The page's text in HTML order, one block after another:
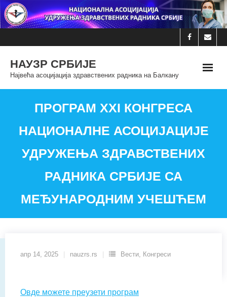
Skip
to
НАУЗР СРБИЈЕ
Највећа асоцијација здравствених радника на Балкану
ПРОГРАМ XXI КОНГРЕСА
НАЦИОНАЛНЕ АСОЦИЈАЦИЈЕ
УДРУЖЕЊА ЗДРАВСТВЕНИХ
РАДНИКА СРБИЈЕ СА
МЕЂУНАРОДНИМ УЧЕШЋЕМ
апр 14, 2025 nauzrs.rs Вести, Конгреси
Овде можете преузети програм